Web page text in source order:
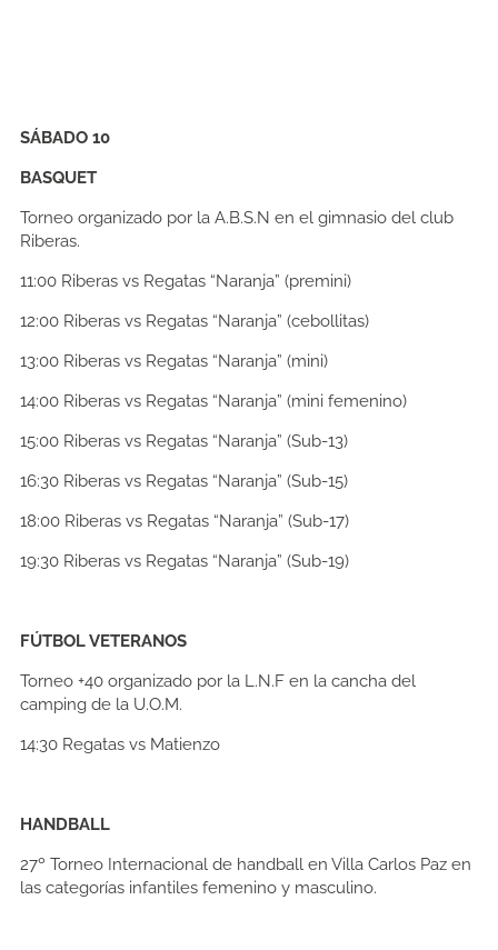
SÁBADO 10
BASQUET
Torneo organizado por la A.B.S.N en el gimnasio del club
Riberas.
11:00 Riberas vs Regatas “Naranja” (premini)
12:00 Riberas vs Regatas “Naranja” (cebollitas)
13:00 Riberas vs Regatas “Naranja” (mini)
14:00 Riberas vs Regatas “Naranja” (mini femenino)
15:00 Riberas vs Regatas “Naranja” (Sub-13)
16:30 Riberas vs Regatas “Naranja” (Sub-15)
18:00 Riberas vs Regatas “Naranja” (Sub-17)
19:30 Riberas vs Regatas “Naranja” (Sub-19)
FÚTBOL VETERANOS
Torneo +40 organizado por la L.N.F en la cancha del
camping de la U.O.M.
14:30 Regatas vs Matienzo
HANDBALL
27º Torneo Internacional de handball en Villa Carlos Paz en
las categorías infantiles femenino y masculino.